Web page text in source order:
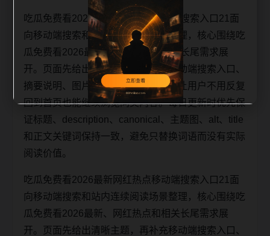
吃瓜免费看2026最新网红热点移动端搜索入口21面
向移动端搜索和站内连续阅读场景整理，核心围绕吃
瓜免费看2026最新、网红热点和相关长尾需求展
开。页面先给出清晰主题，再补充移动端搜索入口、
摘要说明、图片语义和可点击入口，让用户不用反复
回到首页也能继续浏览同类内容。每日更新时优先保
证标题、description、canonical、主题图、alt、title
和正文关键词保持一致，避免只替换词语而没有实际
阅读价值。
吃瓜免费看2026最新网红热点移动端搜索入口21面
向移动端搜索和站内连续阅读场景整理，核心围绕吃
瓜免费看2026最新、网红热点和相关长尾需求展
开。页面先给出清晰主题，再补充移动端搜索入口、